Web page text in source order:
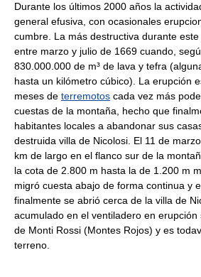
Durante los últimos 2000 años la
general efusiva, con ocasionales
cumbre. La más destructiva durante
entre marzo y julio de 1669 cuando,
830.000.000 de m³ de lava y tefra
hasta un kilómetro cúbico). La erupción
meses de terremotos cada vez más
cuestas de la montaña, hecho que
habitantes locales a abandonar sus
destruida villa de Nicolosi. El 11 de
km de largo en el flanco sur de la
la cota de 2.800 m hasta la de 1.200 m
migró cuesta abajo de forma continua y
finalmente se abrió cerca de la villa de
acumulado en el ventiladero en
de Monti Rossi (Montes Rojos) y es
terreno.